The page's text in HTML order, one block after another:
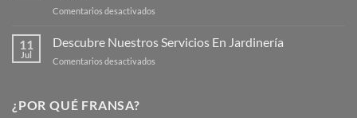
Plantas
Comentarios desactivados
tu
Jardín
11
Jul
Descubre Nuestros Servicios En Jardinería
Comentarios desactivados
¿POR QUÉ FRANSA?